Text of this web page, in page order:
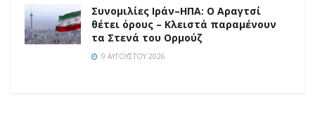
Συνομιλίες Ιράν–ΗΠΑ: Ο Αραγτσί
θέτει όρους – Κλειστά παραμένουν
τα Στενά του Ορμούζ
9 ΑΥΓΟΎΣΤΟΥ 2026